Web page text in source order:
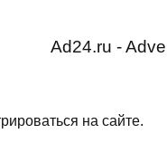
Ad24.ru -
на сайте.